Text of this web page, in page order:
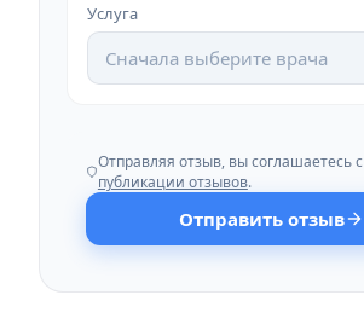
Услуга
Сначала выберите врача
Отправляя отзыв, вы соглашаетесь с
публикации отзывов.
Отправить отзыв